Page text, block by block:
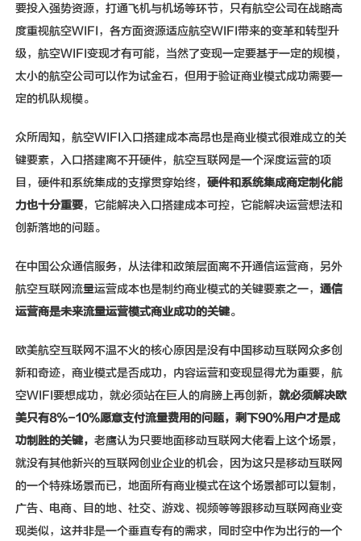
要投入强势资源，打通飞机与机场等环节，只有航空公司在战略高
度重视航空WIFI，各方面资源适应航空WIFI带来的变革和转型升
级，航空WIFI变现才有可能，当然了变现一定要基于一定的规模，
太小的航空公司可以作为试金石，但用于验证商业模式成功需要一
定的机队规模。
众所周知，航空WIFI入口搭建成本高昂也是商业模式很难成立的关
键要素，入口搭建离不开硬件，航空互联网是一个深度运营的项
目，硬件和系统集成的支撑贯穿始终， 硬件和系统集成商定制化能
力也十分重要，它能解决入口搭建成本可控，它能解决运营想法和
创新落地的问题。
在中国公众通信服务，从法律和政策层面离不开通信运营商，另外
航空互联网流量运营成本也是制约商业模式的关键要素之一， 通信
运营商是未来流量运营模式商业成功的关键。
欧美航空互联网不温不火的核心原因是没有中国移动互联网众多创
新和奇迹，商业模式是否成功，内容运营和变现显得尤为重要，航
空WIFI要想成功，就必须站在巨人的肩膀上再创新， 就必须解决欧
美只有8%-10%愿意支付流量费用的问题，剩下90%用户才是成
功制胜的关键， 老鹰认为只要地面移动互联网大佬看上这个场景，
就没有其他新兴的互联网创业企业的机会，因为这只是移动互联网
的一个特殊场景而已，地面所有商业模式在这个场景都可以复制，
广告、电商、目的地、社交、游戏、视频等等跟移动互联网商业变
现类似，这并非是一个垂直专有的需求，同时空中作为出行的一个